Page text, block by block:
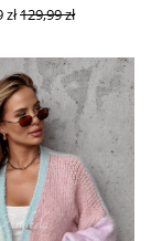
zł129,99 zł